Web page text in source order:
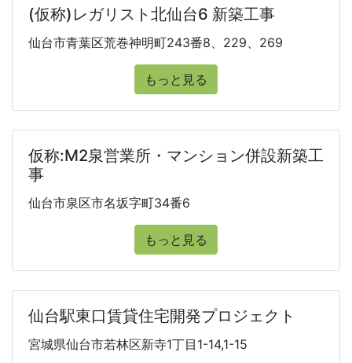
(仮称)レガリスト北仙台6 新築工事
仙台市青葉区荒巻神明町243番8、229、269
もっと見る
仮称:M2泉営業所・マンション併設新築工
事
仙台市泉区市名坂字町34番6
もっと見る
仙台駅東口賃貸住宅開発プロジェクト
宮城県仙台市若林区新寺1丁目1-14,1-15